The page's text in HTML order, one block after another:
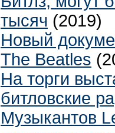
тысяч (2019)
Новый
The Beatles
На торги
битловские
Музыкантов